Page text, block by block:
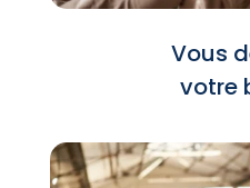
Vous
votre